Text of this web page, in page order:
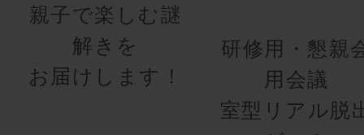
親子で楽しむ謎
解きを
お届けします！
研修用・懇親
用会議
室型リアル脱